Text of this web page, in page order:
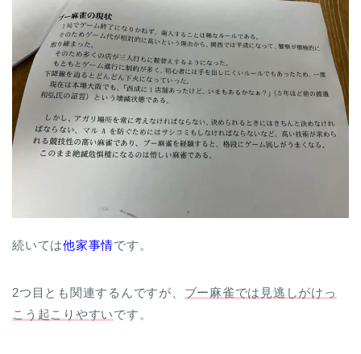
続いては他家事情です。
2つ目とも関連するんですが、 ブー麻雀では見逃しがけっ
こう起こりやすいです。